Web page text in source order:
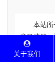
本站
意见建议
搬硬套处
关于我们